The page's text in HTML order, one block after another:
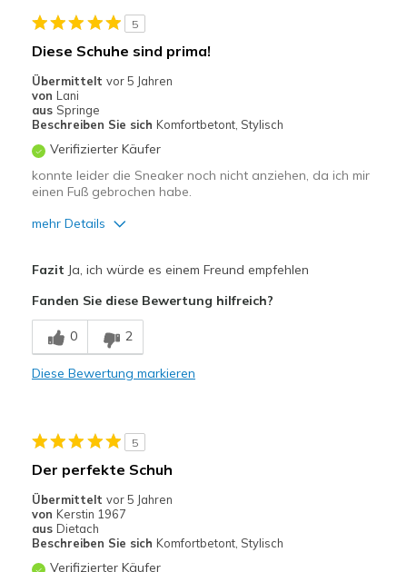
5
Diese Schuhe sind prima!
Übermittelt vor 5 Jahren
von Lani
aus Springe
Beschreiben Sie sich Komfortbetont, Stylisch
Verifizierter Käufer
konnte leider die Sneaker noch nicht anziehen, da ich mir
einen Fuß gebrochen habe.
mehr Details
Bequem
Leicht
Freizeitkleidung
Breite
Größe
Meine Meinung zu
Ersatzpaar für alte
Fazit Ja, ich würde es einem Freund empfehlen
Fanden Sie diese Bewertung hilfreich?
0 2
Diese Bewertung markieren
5
Der perfekte Schuh
Übermittelt vor 5 Jahren
von Kerstin 1967
aus Dietach
Beschreiben Sie sich Komfortbetont, Stylisch
Verifizierter Käufer